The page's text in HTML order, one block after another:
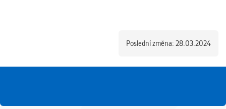
Poslední změna: 28.03.2024